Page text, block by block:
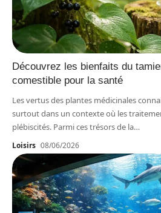
Découvrez les bienfaits du
comestible pour la santé
Les vertus des plantes médicinales
surtout dans un contexte où les
plébiscités. Parmi ces trésors de la…
Loisirs 08/06/2026